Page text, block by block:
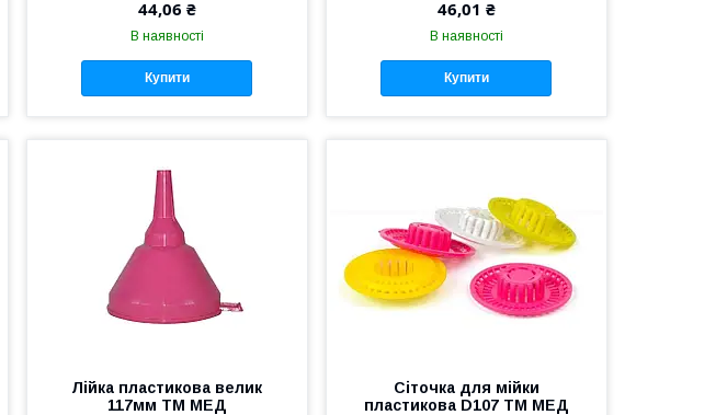
44,06 ₴
В наявності
Купити
46,01 ₴
В наявності
Купити
Лійка пластикова велик
117мм ТМ МЕД
Сіточка для мійки
пластикова D107 ТМ МЕД